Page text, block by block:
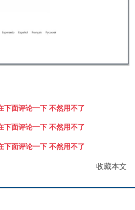
下面评论一下 不然用不了
下面评论一下 不然用不了
下面评论一下 不然用不了
收藏本文